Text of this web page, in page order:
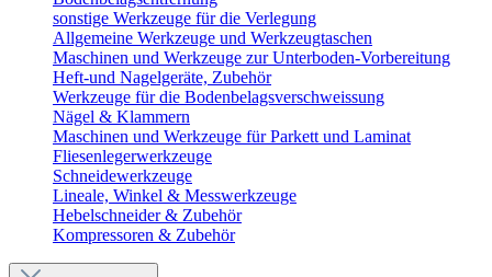
sonstige Werkzeuge für die Verlegung
Allgemeine Werkzeuge und Werkzeugtaschen
Maschinen und Werkzeuge zur Unterboden-Vorbereitung
Heft-und Nagelgeräte, Zubehör
Werkzeuge für die Bodenbelagsverschweissung
Nägel & Klammern
Maschinen und Werkzeuge für Parkett und Laminat
Fliesenlegerwerkzeuge
Schneidewerkzeuge
Lineale, Winkel & Messwerkzeuge
Hebelschneider & Zubehör
Kompressoren & Zubehör